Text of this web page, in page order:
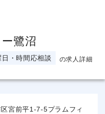
ー鷺沼
・時間応相談 の求人詳細
宮前平1-7-5プラムフィ